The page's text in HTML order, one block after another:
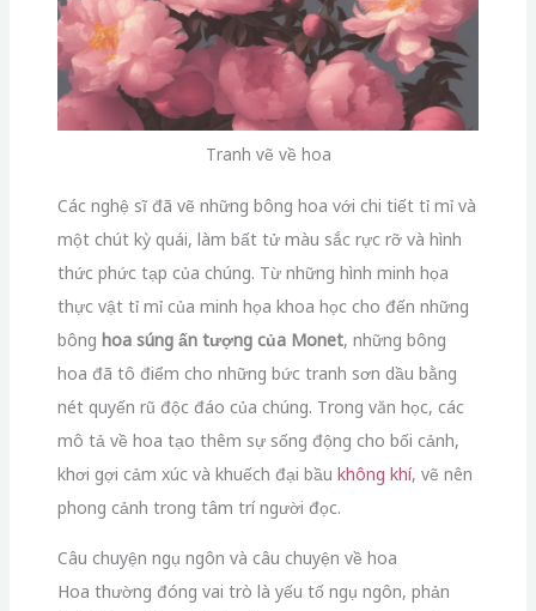
Tranh vẽ về hoa
Các nghệ sĩ đã vẽ những bông hoa với chi tiết tỉ mỉ và
một chút kỳ quái, làm bất tử màu sắc rực rỡ và hình
thức phức tạp của chúng. Từ những hình minh họa
thực vật tỉ mỉ của minh họa khoa học cho đến những
bông hoa súng ấn tượng của Monet, những bông
hoa đã tô điểm cho những bức tranh sơn dầu bằng
nét quyến rũ độc đáo của chúng. Trong văn học, các
mô tả về hoa tạo thêm sự sống động cho bối cảnh,
khơi gợi cảm xúc và khuếch đại bầu không khí, vẽ nên
phong cảnh trong tâm trí người đọc.
Câu chuyện ngụ ngôn và câu chuyện về hoa
Hoa thường đóng vai trò là yếu tố ngụ ngôn, phản